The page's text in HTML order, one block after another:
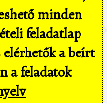
minden
feladatlap
a beírt
a feladatok